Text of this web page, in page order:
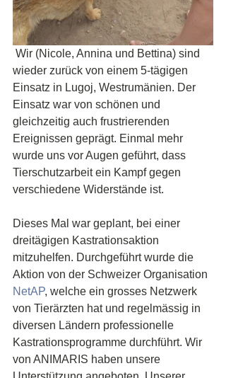
wieder zurück von einem 5-tägigen
Einsatz in Lugoj, Westrumänien. Der
Einsatz war von schönen und
gleichzeitig auch frustrierenden
Ereignissen geprägt. Einmal mehr
wurde uns vor Augen geführt, dass
Tierschutzarbeit ein Kampf gegen
verschiedene Widerstände ist.
Dieses Mal war geplant, bei einer
dreitägigen Kastrationsaktion
mitzuhelfen. Durchgeführt wurde die
Aktion von der Schweizer Organisation
NetAP, welche ein grosses Netzwerk
von Tierärzten hat und regelmässig in
diversen Ländern professionelle
Kastrationsprogramme durchführt. Wir
von ANIMARIS haben unsere